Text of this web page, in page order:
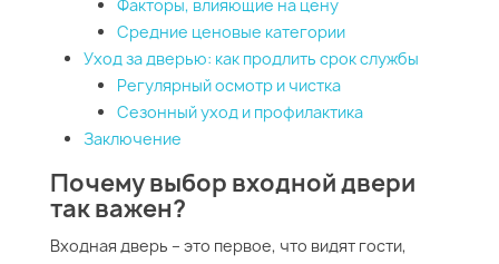
Факторы, влияющие на цену
Средние ценовые категории
Уход за дверью: как продлить срок службы
Регулярный осмотр и чистка
Сезонный уход и профилактика
Заключение
Почему выбор входной двери
так важен?
Входная дверь – это первое, что видят гости,